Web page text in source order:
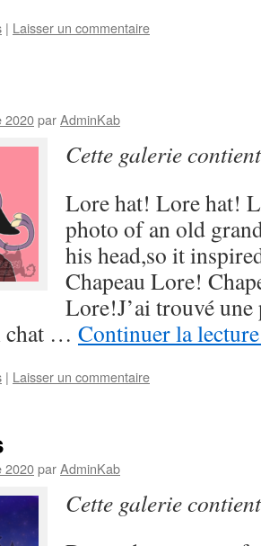
| Laisser un commentaire
2020parAdminKab
Cette galerie
Lore hat! Lore hat!
photo of an old
his head,so it
Chapeau Lore!
Lore!J’ai trouvé
chat … Continuer la
| Laisser un commentaire
2020parAdminKab
Cette galerie